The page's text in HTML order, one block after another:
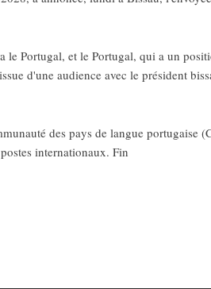
Portugal, et le Portugal, qui a un
d'une audience avec le président
des pays de langue portugaise
internationaux. Fin